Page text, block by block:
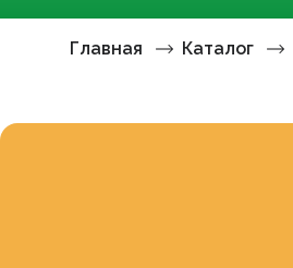
Главная Каталог